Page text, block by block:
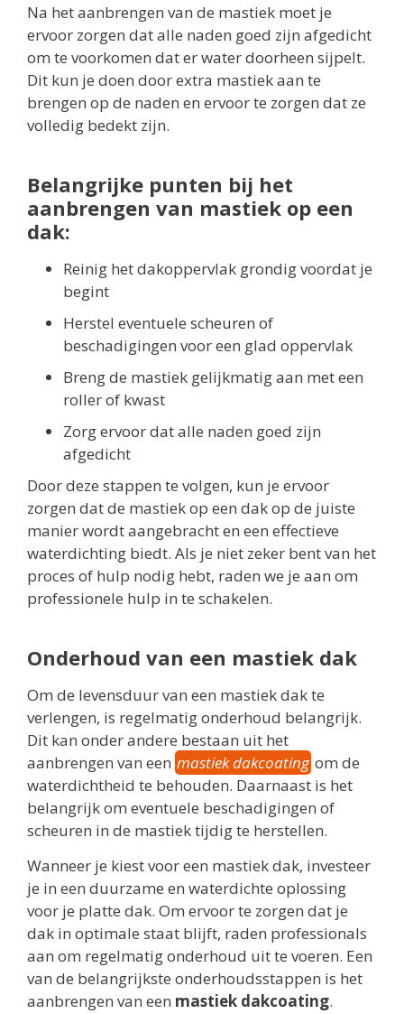
Na het aanbrengen van de mastiek moet je
ervoor zorgen dat alle naden goed zijn afgedicht
om te voorkomen dat er water doorheen sijpelt.
Dit kun je doen door extra mastiek aan te
brengen op de naden en ervoor te zorgen dat ze
volledig bedekt zijn.
Belangrijke punten bij het
aanbrengen van mastiek op een
dak:
Reinig het dakoppervlak grondig voordat je
begint
Herstel eventuele scheuren of
beschadigingen voor een glad oppervlak
Breng de mastiek gelijkmatig aan met een
roller of kwast
Zorg ervoor dat alle naden goed zijn
afgedicht
Door deze stappen te volgen, kun je ervoor
zorgen dat de mastiek op een dak op de juiste
manier wordt aangebracht en een effectieve
waterdichting biedt. Als je niet zeker bent van het
proces of hulp nodig hebt, raden we je aan om
professionele hulp in te schakelen.
Onderhoud van een mastiek dak
Om de levensduur van een mastiek dak te
verlengen, is regelmatig onderhoud belangrijk.
Dit kan onder andere bestaan uit het
aanbrengen van een mastiek dakcoating om de
waterdichtheid te behouden. Daarnaast is het
belangrijk om eventuele beschadigingen of
scheuren in de mastiek tijdig te herstellen.
Wanneer je kiest voor een mastiek dak, investeer
je in een duurzame en waterdichte oplossing
voor je platte dak. Om ervoor te zorgen dat je
dak in optimale staat blijft, raden professionals
aan om regelmatig onderhoud uit te voeren. Een
van de belangrijkste onderhoudsstappen is het
aanbrengen van een mastiek dakcoating.